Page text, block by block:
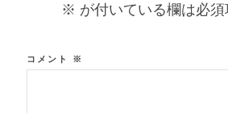
※ が付いている欄は必
コメント ※